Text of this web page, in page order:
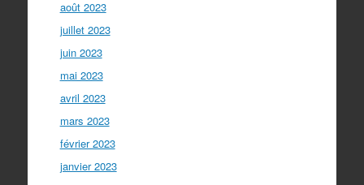
août 2023
juillet 2023
juin 2023
mai 2023
avril 2023
mars 2023
février 2023
janvier 2023